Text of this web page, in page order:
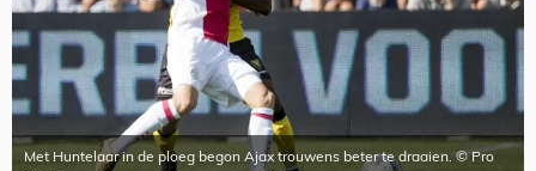
Met Huntelaar in de ploeg begon Ajax trouwens beter te draaien. © Pro